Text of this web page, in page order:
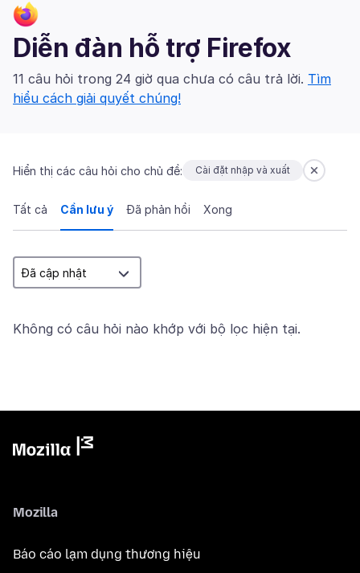
Diễn đàn hỗ trợ Firefox
11 câu hỏi trong 24 giờ qua chưa có câu trả lời. Tìm
hiểu cách giải quyết chúng!
Hiển thị các câu hỏi cho chủ đề: Cài đặt nhập và xuất
Tất cả Cần lưu ý Đã phản hồi Xong
Không có câu hỏi nào khớp với bộ lọc hiện tại.
Mozilla
Báo cáo lạm dụng thương hiệu